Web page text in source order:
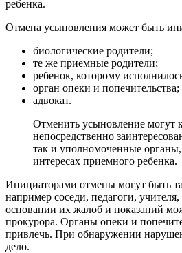
ребенка.
Отмена усыновления может быть
биологические родители;
те же приемные родители;
ребенок, которому
орган опеки и попечительства;
адвокат.
Отменить усыновление могут
непосредственно
так и уполномоченные
интересах приемного ребенка.
Инициаторами отмены могут быть
например соседи, педагоги,
основании их жалоб и показаний
прокурора. Органы опеки и
привлечь. При обнаружении
дело.